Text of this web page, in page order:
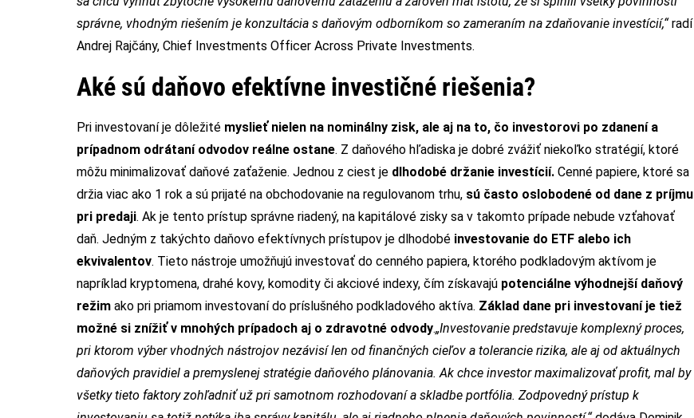
správne, vhodným riešením je konzultácia s daňovým odborníkom so zameraním na zdaňovanie investícií,“radí
Andrej Rajčány, Chief Investments Officer Across Private Investments.
Aké sú daňovo efektívne investičné riešenia?
Pri investovaní je dôležité myslieť nielen na nominálny zisk, ale aj na to, čo investorovi po zdanení a
prípadnom odrátaní odvodov reálne ostane. Z daňového hľadiska je dobré zvážiť niekoľko stratégií, ktoré
môžu minimalizovať daňové zaťaženie. Jednou z ciest je dlhodobé držanie investícií. Cenné papiere, ktoré sa
držia viac ako 1 rok a sú prijaté na obchodovanie na regulovanom trhu, sú často oslobodené od dane z príjmu
pri predaji. Ak je tento prístup správne riadený, na kapitálové zisky sa v takomto prípade nebude vzťahovať
daň. Jedným z takýchto daňovo efektívnych prístupov je dlhodobé investovanie do ETF alebo ich
ekvivalentov. Tieto nástroje umožňujú investovať do cenného papiera, ktorého podkladovým aktívom je
napríklad kryptomena, drahé kovy, komodity či akciové indexy, čím získavajú potenciálne výhodnejší daňový
režim ako pri priamom investovaní do príslušného podkladového aktíva. Základ dane pri investovaní je tiež
možné si znížiť v mnohých prípadoch aj o zdravotné odvody.„Investovanie predstavuje komplexný proces,
pri ktorom výber vhodných nástrojov nezávisí len od finančných cieľov a tolerancie rizika, ale aj od aktuálnych
daňových pravidiel a premyslenej stratégie daňového plánovania. Ak chce investormaximalizovať profit, mal by
všetky tieto faktory zohľadniť už pri samotnom rozhodovaní a skladbe portfólia. Zodpovedný prístup k